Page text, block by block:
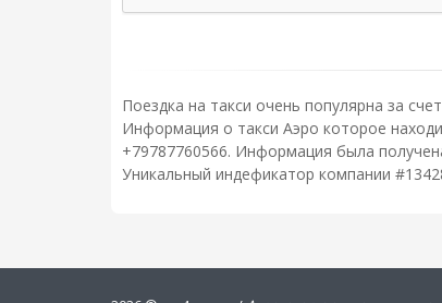
Поездка на такси очень популярна за
Информация о такси Аэро которое
+79787760566. Информация была
Уникальный индефикатор компании